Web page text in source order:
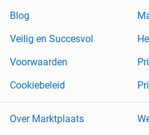
Blog
Veilig en Succesvol
Voorwaarden
Cookiebeleid
Over Marktplaats